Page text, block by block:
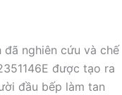
nghiên cứu và chế
được tạo ra
đầu bếp làm tan